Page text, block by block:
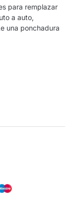
para remplazar
a auto,
una ponchadura